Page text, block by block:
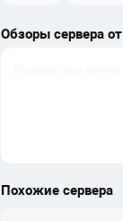
Обзоры сервера
Похожие сервера